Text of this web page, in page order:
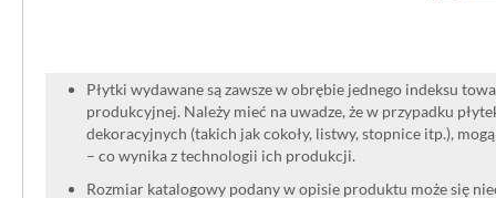
Kuchnia: Jako element
podkreślą styl pomieszczenia i
charakter. Idealne zarówno
Płytki wydawane są zawsze w obrębie jednego indeksu
produkcyjnej. Należy mieć na uwadze, że w przypadku
dekoracyjnych (takich jak cokoły, listwy, stopnice itp.),
– co wynika z technologii ich produkcji.
Rozmiar katalogowy podany w opisie produktu może się